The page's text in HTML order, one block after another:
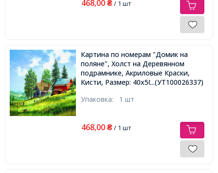
468,00 ₴/ 1 шт
Картина по номерам "Домик на
поляне", Холст на Деревянном
подрамнике, Акриловые Краски,
Кисти, Размер: 40х50см,...(УТ100026337)
Упаковка: 1 шт
468,00 ₴/ 1 шт